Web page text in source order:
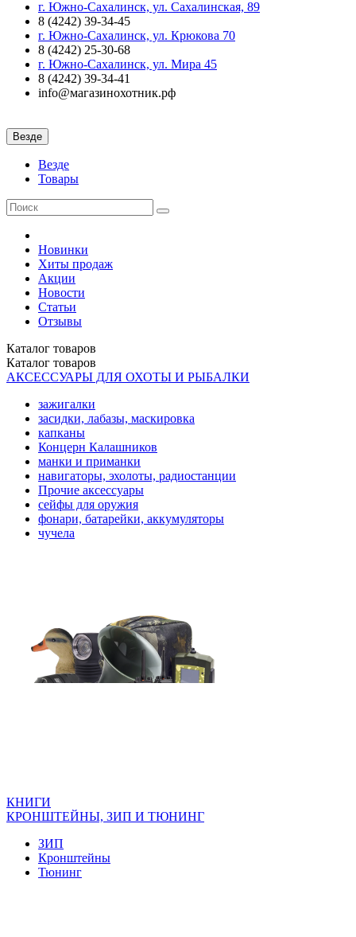
г. Южно-Сахалинск, ул. Сахалинская, 89
8 (4242) 39-34-45
г. Южно-Сахалинск, ул. Крюкова 70
8 (4242) 25-30-68
г. Южно-Сахалинск, ул. Мира 45
8 (4242) 39-34-41
info@магазинохотник.рф
Везде
Везде
Товары
Новинки
Хиты продаж
Акции
Новости
Статьи
Отзывы
Каталог товаров
Каталог товаров
АКСЕССУАРЫ ДЛЯ ОХОТЫ И РЫБАЛКИ
зажигалки
засидки, лабазы, маскировка
капканы
Концерн Калашников
манки и приманки
навигаторы, эхолоты, радиостанции
Прочие аксессуары
сейфы для оружия
фонари, батарейки, аккумуляторы
чучела
КНИГИ
КРОНШТЕЙНЫ, ЗИП И ТЮНИНГ
ЗИП
Кронштейны
Тюнинг